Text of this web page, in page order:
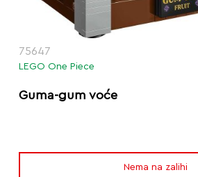
75647
LEGO One Piece
Guma-gum voće
Nema na zalihi